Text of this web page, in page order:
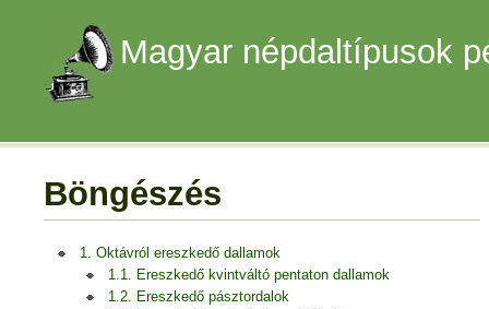
Magyar népdaltípusok
Böngészés
1. Oktávról ereszkedő dallamok
1.1. Ereszkedő kvintváltó pentaton dallamok
1.2. Ereszkedő pásztordalok